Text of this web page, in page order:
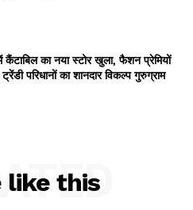
कैंटाबिल का नया स्टोर खुला, फैशन प्रेमियों
परिधानों का शानदार विकल्प गुरुग्राम
like this